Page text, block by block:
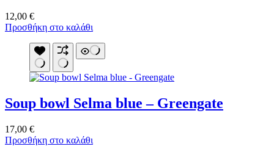
12,00 €
Προσθήκη στο καλάθι
Soup bowl Selma blue – Greengate
17,00 €
Προσθήκη στο καλάθι